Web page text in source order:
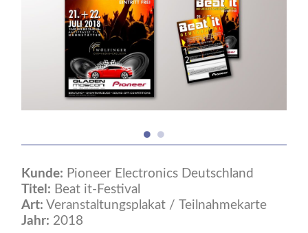
Kunde: Pioneer Electronics Deutschland
Titel: Beat it-Festival
Art: Veranstaltungsplakat / Teilnahmekarte
Jahr: 2018